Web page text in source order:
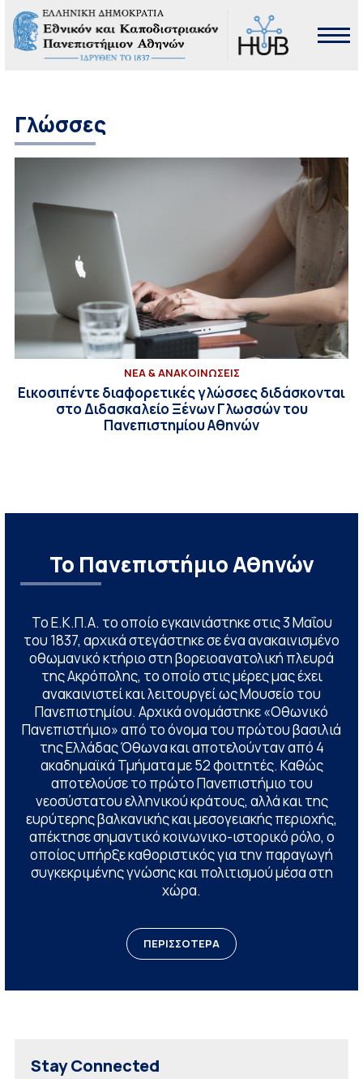
Γλώσσες
ΝΕΑ & ΑΝΑΚΟΙΝΩΣΕΙΣ
Εικοσιπέντε διαφορετικές γλώσσες διδάσκονται
στο Διδασκαλείο Ξένων Γλωσσών του
Πανεπιστημίου Αθηνών
Το Πανεπιστήμιο Αθηνών
Το Ε.Κ.Π.Α. το οποίο εγκαινιάστηκε στις 3 Μαΐου
του 1837, αρχικά στεγάστηκε σε ένα ανακαινισμένο
οθωμανικό κτήριο στη βορειοανατολική πλευρά
της Ακρόπολης, το οποίο στις μέρες μας έχει
ανακαινιστεί και λειτουργεί ως Μουσείο του
Πανεπιστημίου. Αρχικά ονομάστηκε «Οθωνικό
Πανεπιστήμιο» από το όνομα του πρώτου βασιλιά
της Ελλάδας Όθωνα και αποτελούνταν από 4
ακαδημαϊκά Τμήματα με 52 φοιτητές. Καθώς
αποτελούσε το πρώτο Πανεπιστήμιο του
νεοσύστατου ελληνικού κράτους, αλλά και της
ευρύτερης βαλκανικής και μεσογειακής περιοχής,
απέκτησε σημαντικό κοινωνικο-ιστορικό ρόλο, ο
οποίος υπήρξε καθοριστικός για την παραγωγή
συγκεκριμένης γνώσης και πολιτισμού μέσα στη
χώρα.
ΠΕΡΙΣΣΟΤΕΡΑ
Stay Connected